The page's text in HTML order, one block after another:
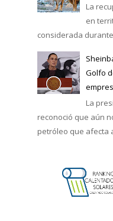
La
en
considerada
Golfo
La
reconoció que aún
petróleo que afecta